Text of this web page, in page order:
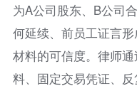
为A公司股东、B公司
何延续、前员工证言
材料的可信度。律师
料、固定交易凭证、